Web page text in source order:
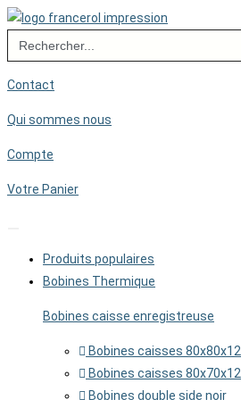
Skip
content
Search
for:
Contact
Qui sommes nous
Compte
Votre Panier
Produits populaires
Bobines Thermique
Bobines caisse enregistreuse
Bobines caisses 80x80x12
Bobines caisses 80x70x12
Bobines double side noir